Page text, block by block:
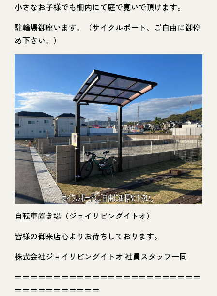
小さなお子様でも柵内にて庭で寛いで頂けます。
駐輪場御座います。（サイクルポート、ご自由に御停
め下さい。）
自転車置き場（ジョイリビングイトオ）
皆様の御来店心よりお待ちしております。
株式会社ジョイリビングイトオ 社員スタッフ一同
＝＝＝＝＝＝＝＝＝＝＝＝＝＝＝＝＝＝＝＝＝＝＝＝
＝＝＝＝＝＝＝＝＝＝＝